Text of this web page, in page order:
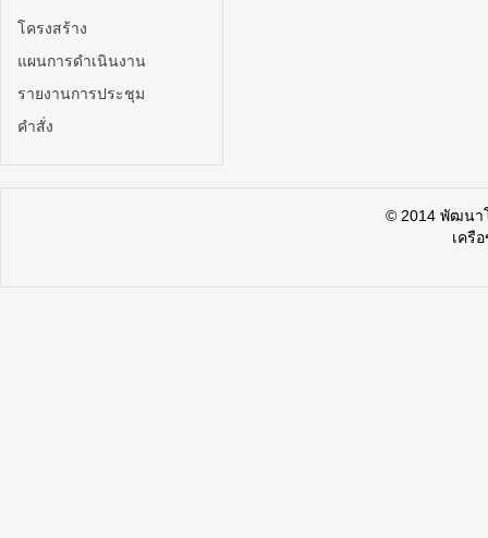
โครงสร้าง
แผนการดำเนินงาน
รายงานการประชุม
คำสั่ง
© 2014 พัฒนา
เครื